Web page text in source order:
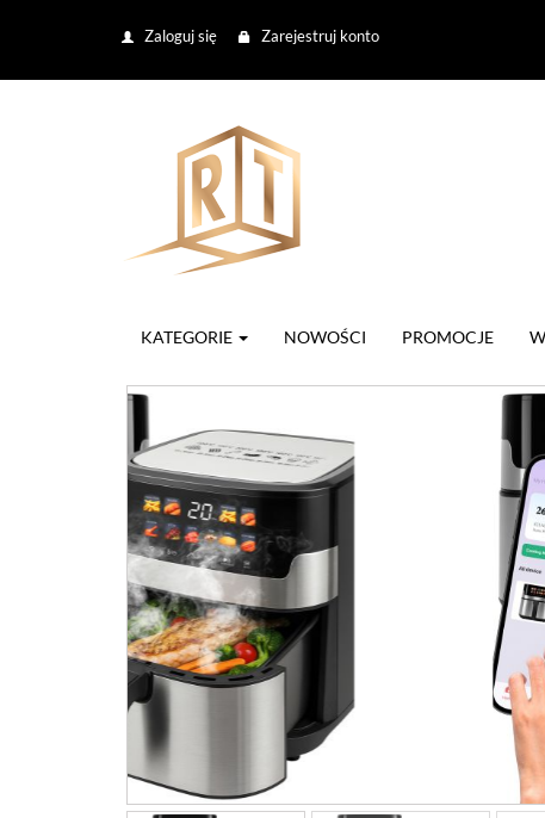
Zaloguj się Zarejestruj konto
KATEGORIE NOWOŚCI PROMOCJE